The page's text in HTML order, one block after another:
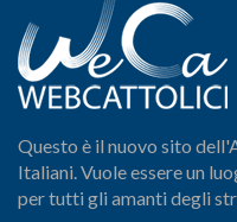
Questo è il nuovo sito
Italiani. Vuole essere un
per tutti gli amanti degli